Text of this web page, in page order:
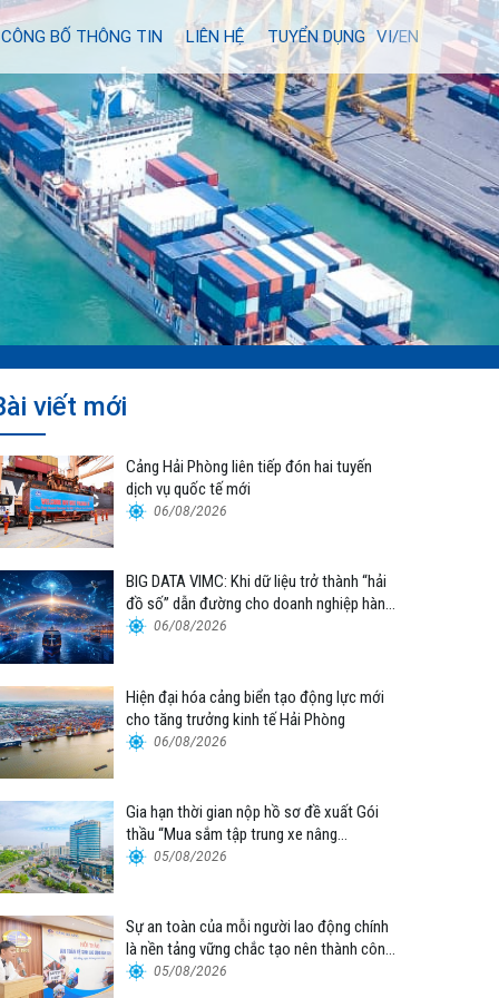
CÔNG BỐ THÔNG TIN LIÊN HỆ TUYỂN DỤNG VI/EN
viết mới
Cảng Hải Phòng liên tiếp đón hai tuyến
dịch vụ quốc tế mới
06/08/2026
BIG DATA VIMC: Khi dữ liệu trở thành “hải
đồ số” dẫn đường cho doanh nghiệp hàng
hải 06/08/2026
Hiện đại hóa cảng biển tạo động lực mới
cho tăng trưởng kinh tế Hải Phòng
06/08/2026
Gia hạn thời gian nộp hồ sơ đề xuất Gói
thầu “Mua sắm tập trung xe nâng
container thuộc Tổng công ty Hàng hải
05/08/2026
Sự an toàn của mỗi người lao động chính
là nền tảng vững chắc tạo nên thành công
của Cảng Đà Nẵng
05/08/2026